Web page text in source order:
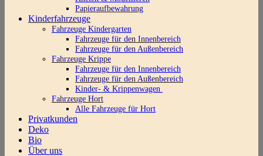
Papieraufbewahrung
Kinderfahrzeuge
Fahrzeuge Kindergarten
Fahrzeuge für den Innenbereich
Fahrzeuge für den Außenbereich
Fahrzeuge Krippe
Fahrzeuge für den Innenbereich
Fahrzeuge für den Außenbereich
Kinder- & Krippenwagen
Fahrzeuge Hort
Alle Fahrzeuge für Hort
Privatkunden
Deko
Bio
Über uns